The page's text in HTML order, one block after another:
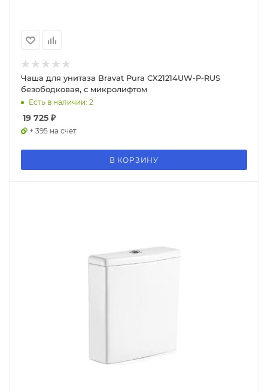
Чаша для унитаза Bravat Pura CX21214UW-P-RUS
безободковая, с микролифтом
Есть в наличии: 2
19 725 ₽
+ 395 на счет
В КОРЗИНУ